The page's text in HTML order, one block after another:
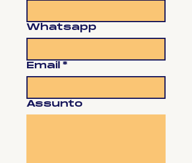
Whatsapp
Email *
Assunto